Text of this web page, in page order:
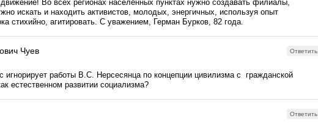
Во всех регионах населённых пунктах нужно создавать филиалы,
искать и находить активистов, молодых, энергичных, используя опыт
стихийно, агитировать. С уважением, Герман Бурков, 82 года.
Чуев Ответить
игнорирует работы В.С. Нерсесянца по концепции цивилизма с гражданской
естественном развитии социализма?
Ответить